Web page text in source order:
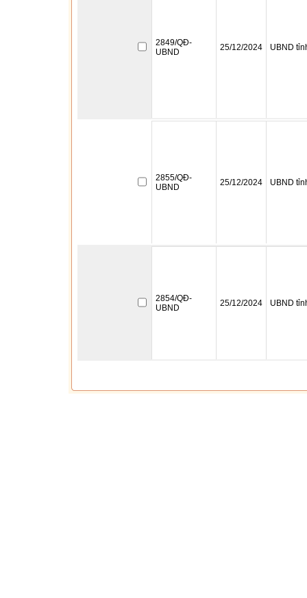
2849/QĐ-
UBND
25/12/2024 UBND
2855/QĐ-
UBND
25/12/2024 UBND
2854/QĐ-
UBND
25/12/2024 UBND